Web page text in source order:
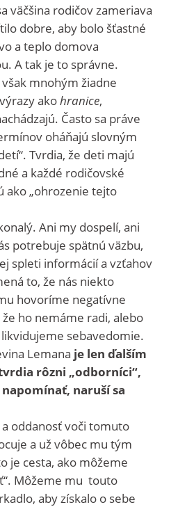
väčšina rodičov zameriava
dobre, aby bolo šťastné
a teplo domova
A tak je to správne.
mnohým žiadne
akohranice,
Často sa práve
oháňajú slovným
Tvrdia, že deti majú
a každé rodičovské
ako „ohrozenie tejto
Ani my dospelí, ani
potrebuje spätnú väzbu,
spleti informácií a vzťahov
to, že nás niekto
hovoríme negatívne
ho nemáme radi, alebo
sebavedomie.
Lemana je len ďalším
rôzni „odborníci“,
naruší sa
oddanosť voči tomuto
a už vôbec mu tým
je cesta, ako môžeme
Môžeme mu touto
aby získalo o sebe